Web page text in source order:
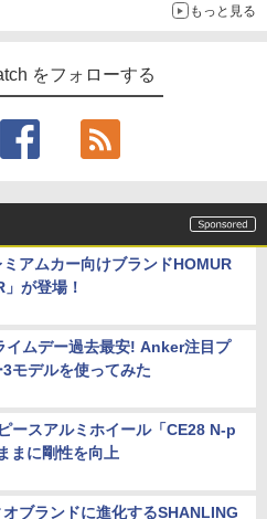
もっと見る
をフォローする
ミアムカー向けブランドHOMUR
が登場！
イムデー過去最安! Anker注目プ
モデルを使ってみた
ースアルミホイール「CE28 N-p
まに剛性を向上
ブランドに進化するSHANLING